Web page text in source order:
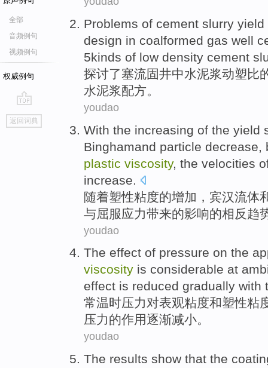
全部
音频例句
视频例句
权威例句
go
top
返回词典
Problems of cement slurry
design in coalformed gas well
5kinds of low density cement
探讨了塞流固井中水泥浆动塑比
水泥浆配方。
youdao
With the increasing of the yield
Binghamand particle decrease,
plastic viscosity, the velocities
increase.
随着塑性粘度的增加 ， 宾汉流体
与屈服应力带来的影响的相反趋
youdao
The effect of pressure on the
viscosity is considerable at
effect is reduced gradually with
常温时压力对表观粘度和塑性粘
压力的作用逐渐减小。
youdao
The results show that the